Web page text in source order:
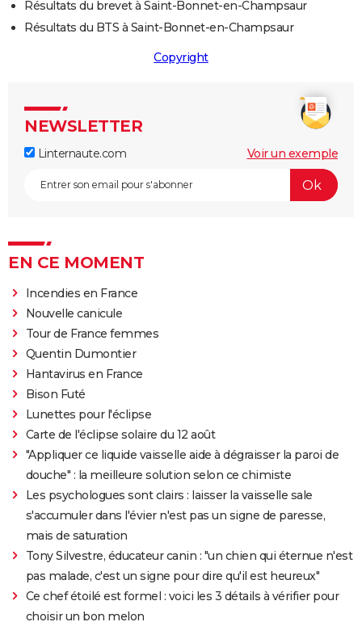
Résultats du brevet à Saint-Bonnet-en-Champsaur
Résultats du BTS à Saint-Bonnet-en-Champsaur
Copyright
NEWSLETTER
Linternaute.com Voir un exemple
EN CE MOMENT
Incendies en France
Nouvelle canicule
Tour de France femmes
Quentin Dumontier
Hantavirus en France
Bison Futé
Lunettes pour l'éclipse
Carte de l'éclipse solaire du 12 août
"Appliquer ce liquide vaisselle aide à dégraisser la paroi de
douche" : la meilleure solution selon ce chimiste
Les psychologues sont clairs : laisser la vaisselle sale
s'accumuler dans l'évier n'est pas un signe de paresse,
mais de saturation
Tony Silvestre, éducateur canin : "un chien qui éternue n'est
pas malade, c'est un signe pour dire qu'il est heureux"
Ce chef étoilé est formel : voici les 3 détails à vérifier pour
choisir un bon melon